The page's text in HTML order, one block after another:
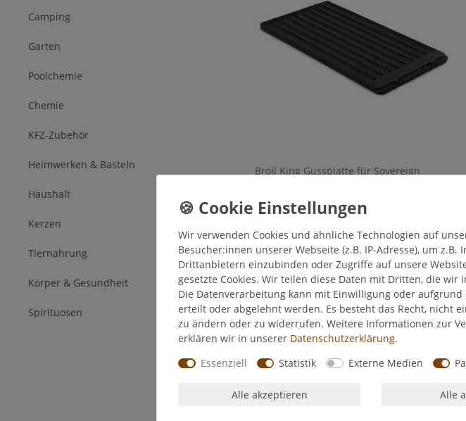
Camping
Garten
Poolchemie
Chemie
KFZ-Zubehör
Heimwerken & Basteln
Haushalt
Kerzen
Tiernahrung
Körper & Gesundheit
Spirituosen
Broil King Gussplatte für Sovereign
84,90 € *
*inkl. ges. MwSt.zzgl. Versandkosten
Wir verwenden Cookies und ähnliche Technologien auf
Besucher:innen unserer Webseite (z.B. IP-Adresse), um
Drittanbietern einzubinden oder Zugriffe auf unsere
gesetzte Cookies. Wir teilen diese Daten mit Dritten, die wir
Die Datenverarbeitung kann mit Einwilligung oder
erteilt oder abgelehnt werden. Es besteht das Recht, nicht
zu ändern oder zu widerrufen. Weitere Informationen zur
erklären wir in unserer Daten­schutz­erklärung.
Essenziell
Statistik Externe Medien
Alle akzeptieren Alle